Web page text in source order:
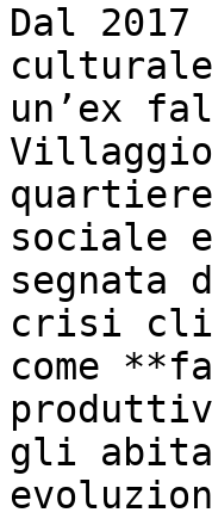
Dal
un’ex
Villaggio
sociale
segnata
crisi
come
gli